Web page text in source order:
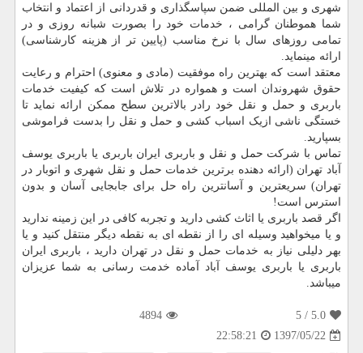
شهری و بین المللی ضمن سپاسگذاری و قدردانی از اعتماد و انتخاب
شما هموطنان گرامی ، خدمات خود را بصورت شبانه روزی و در
تمامی روزهای سال با نرخ مناسب (پایین تر از هزینه کارشناسی)
ارائه مینماید.
معتقد است که بهترین راه موفقیت (مادی و معنوی) احترام و رعایت
حقوق شهروندان است و همواره در تلاش است که کیفیت خدمات
باربری و حمل و نقل خود رادر بالاترین سطح ممکن ارائه نماید تا
خستگی ناشی ازیک اسباب کشی و حمل و نقل را بدست فراموشی
بسپارید.
تماس با شرکت حمل و نقل و باربری ایران باربری یا باربری یوسف
آباد تهران (ارائه دهنده برترین خدمات حمل و نقل شهری و اتوبار در
تهران) سریعترین و آسانترین راه حل برای جابجایی آسان و بدون
استرس است !
اگر قصد باربری یا اثاث کشی دارید و تجربه کافی در این زمینه ندارید
و یا میخواهید وسیله ای را از نقطه ای به نقطه دیگر منتقل کنید و یا
بهر دلیلی نیاز به خدمات حمل و نقل در تهران دارید ، باربری ایران
باربری یا باربری یوسف آباد آماده خدمت رسانی به شما عزیزان
میباشد.
5.0
/ 5
4894
1397/05/22
22:58:21